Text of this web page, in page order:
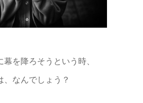
を降ろそうという時、
、なんでしょう？